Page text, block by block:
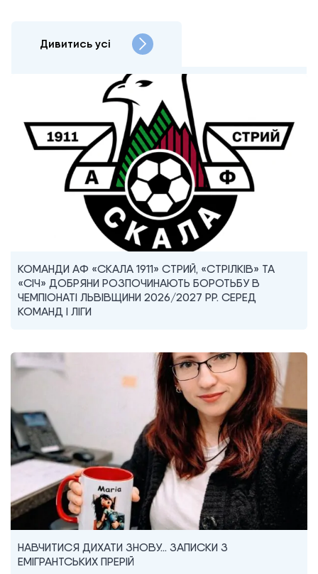
Дивитись усі
КОМАНДИ АФ «СКАЛА 1911» СТРИЙ, «СТРІЛКІВ» ТА
«СІЧ» ДОБРЯНИ РОЗПОЧИНАЮТЬ БОРОТЬБУ В
ЧЕМПІОНАТІ ЛЬВІВЩИНИ 2026/2027 РР. СЕРЕД
КОМАНД I ЛІГИ
НАВЧИТИСЯ ДИХАТИ ЗНОВУ… ЗАПИСКИ З
ЕМІГРАНТСЬКИХ ПРЕРІЙ